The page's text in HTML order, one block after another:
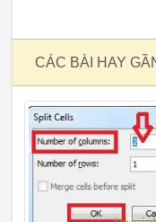
CÁC BÀI HAY